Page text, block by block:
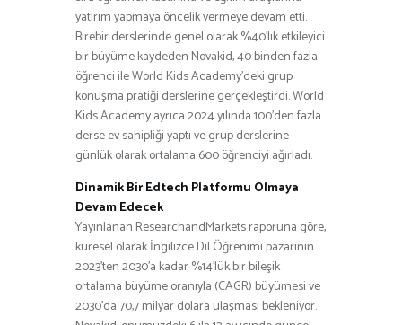
yatırım yapmaya öncelik vermeye devam etti.
Birebir derslerinde genel olarak %40’lık etkileyici
bir büyüme kaydeden Novakid, 40 binden fazla
öğrenci ile World Kids Academy’deki grup
konuşma pratiği derslerine gerçekleştirdi. World
Kids Academy ayrıca 2024 yılında 100’den fazla
derse ev sahipliği yaptı ve grup derslerine
günlük olarak ortalama 600 öğrenciyi ağırladı.
Dinamik Bir Edtech Platformu Olmaya
Devam Edecek
Yayınlanan ResearchandMarkets raporuna göre,
küresel olarak İngilizce Dil Öğrenimi pazarının
2023’ten 2030’a kadar %14’lük bir bileşik
ortalama büyüme oranıyla (CAGR) büyümesi ve
2030’da 70,7 milyar dolara ulaşması bekleniyor.